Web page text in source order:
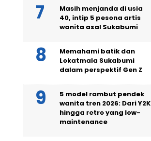
Masih menjanda di usia
40, intip 5 pesona artis
wanita asal Sukabumi
Memahami batik dan
Lokatmala Sukabumi
dalam perspektif Gen Z
5 model rambut pendek
wanita tren 2026: Dari Y2K
hingga retro yang low-
maintenance